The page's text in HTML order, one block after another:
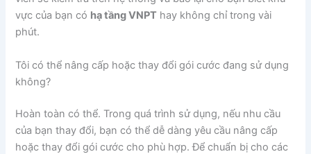
vực của bạn có hạ tầng VNPT hay không chỉ trong vài
phút.
Tôi có thể nâng cấp hoặc thay đổi gói cước đang sử dụng
không?
Hoàn toàn có thể. Trong quá trình sử dụng, nếu nhu cầu
của bạn thay đổi, bạn có thể dễ dàng yêu cầu nâng cấp
hoặc thay đổi gói cước cho phù hợp. Để chuẩn bị cho các